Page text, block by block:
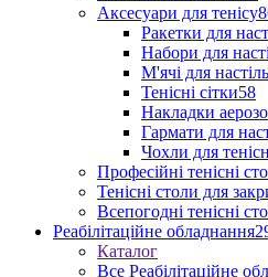
Аксесуари для тенісу
Ракетки для
Набори для
М'ячі для
Тенісні сітки58
Накладки
Гармати для
Чохли для
Професійні тенісні
Тенісні столи для
Всепогодні тенісні
Реабілітаційне обладнання
Каталог
Все Реабілітаційне